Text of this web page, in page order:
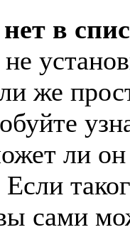
в
же
ли
сами